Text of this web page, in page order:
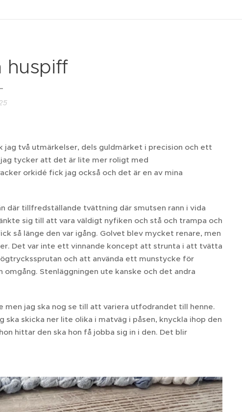
huspiff
två utmärkelser, dels guldmärket i precision och ett
tycker att det är lite mer roligt med
orkidé fick jag också och det är en av mina
där tillfredställande tvättning där smutsen rann i vida
sig till att vara väldigt nyfiken och stå och trampa och
så länge den var igång. Golvet blev mycket renare, men
Det var inte ett vinnande koncept att strunta i att tvätta
och att använda ett munstycke för
Stenläggningen ute kanske och det andra
jag ska nog se till att variera utfodrandet till henne.
skicka ner lite olika i matväg i påsen, knyckla ihop den
hittar den ska hon få jobba sig in i den. Det blir